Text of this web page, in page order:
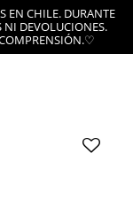
EN CHILE. DURANTE
NI DEVOLUCIONES.